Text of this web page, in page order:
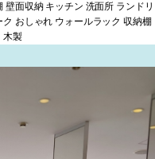
壁面収納 キッチン 洗面所 ランドリ
おしゃれ ウォールラック 収納棚
木製